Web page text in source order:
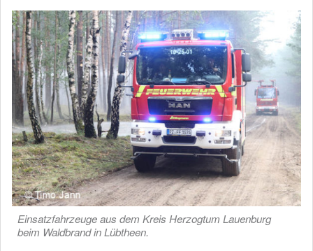
Einsatzfahrzeuge aus dem Kreis Herzogtum Lauenburg
beim Waldbrand in Lübtheen.